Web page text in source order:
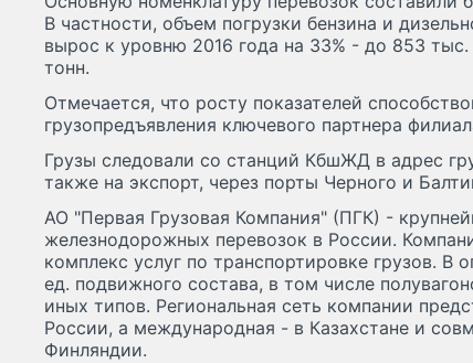
В частности, объем погрузки бензина и
вырос к уровню 2016 года на 33% - до 853
тонн.
Отмечается, что росту показателей
грузопредъявления ключевого партнера
Грузы следовали со станций КбшЖД в адрес
также на экспорт, через порты Черного и
АО "Первая Грузовая Компания" (ПГК) -
железнодорожных перевозок в России.
комплекс услуг по транспортировке грузов. В
ед. подвижного состава, в том числе
иных типов. Региональная сеть компании
России, а международная - в Казахстане и
Финляндии.